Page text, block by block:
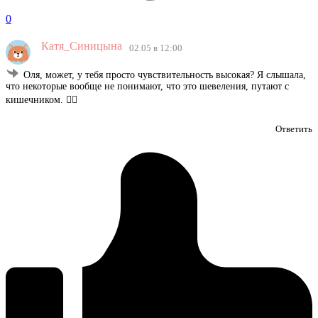
0
Катя_Синицына 02.05 в 12:00
Оля, может, у тебя просто чувствительность высокая? Я слышала,
что некоторые вообще не понимают, что это шевеления, путают с
кишечником. 🤷‍♀️
Ответить